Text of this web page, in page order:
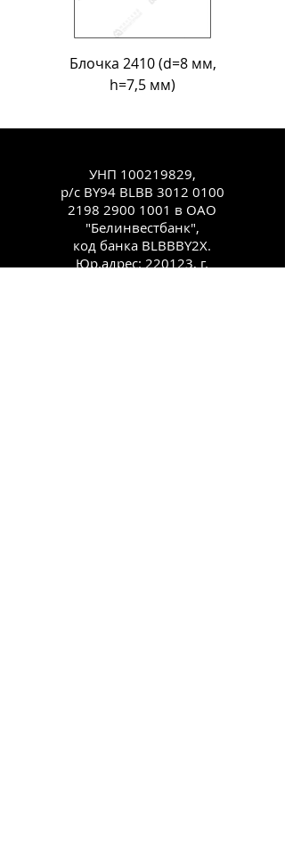
Блочка 2410 (d=8 мм,
h=7,5 мм)
УНП 100219829,
р/с BY94 BLBB 3012 0100
2198 2900 1001 в ОАО
"Белинвестбанк",
код банка BLBBBY2X.
Юр.адрес: 220123, г.